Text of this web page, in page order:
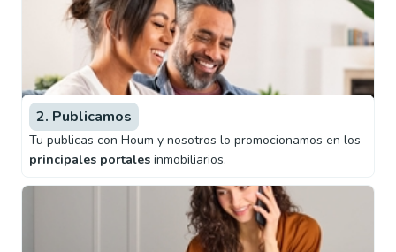
2. Publicamos
Tu publicas con Houm y nosotros lo promocionamos en los
principales portales inmobiliarios.